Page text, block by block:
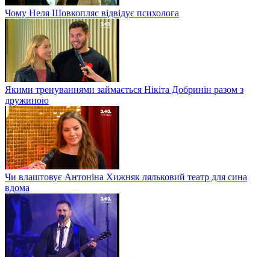
Чому Неля Шовкопляс відвідує психолога
Якими тренуваннями займається Нікіта Добринін разом з
дружиною
Чи влаштовує Антоніна Хижняк ляльковий театр для сина
вдома